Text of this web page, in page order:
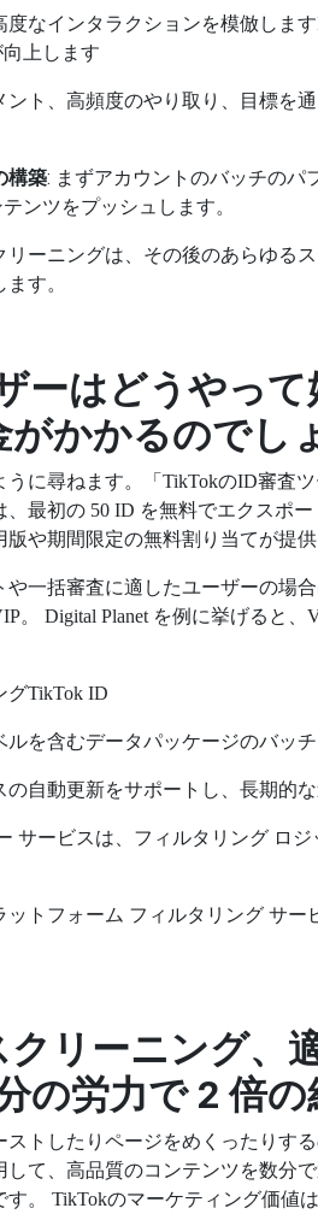
度なインタラクションを模倣します
上します
ント、高頻度のやり取り、目標を
構築: まずアカウントのバッチのパ
ンツをプッシュします。
リーニングは、その後のあらゆる
す。
ーはどうやっ
がかかるのでし
に尋ねます。
「TikTokのID審査
最初の 50 ID を無料でエクスポ
や期間限定の無料割り当てが提供
一括審査に適したユーザーの場
。 Digital Planet を例に挙げると
グTikTok ID
を含むデータパッケージのバッ
の自動更新をサポートし、長期的
サービスは、フィルタリング ロ
ットフォーム フィルタリング サー
リーニング、
の労力で 2 倍
トしたりページをめくったりす
て、高品質のコンテンツを数分
す。 TikTokのマーケティング価値